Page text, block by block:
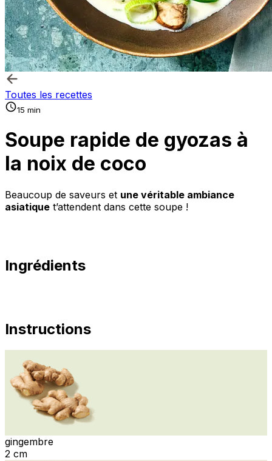
Toutes les recettes
15 min
Soupe rapide de gyozas à
la noix de coco
Beaucoup de saveurs et une véritable ambiance
asiatique t’attendent dans cette soupe !
Ingrédients
Instructions
gingembre
2 cm